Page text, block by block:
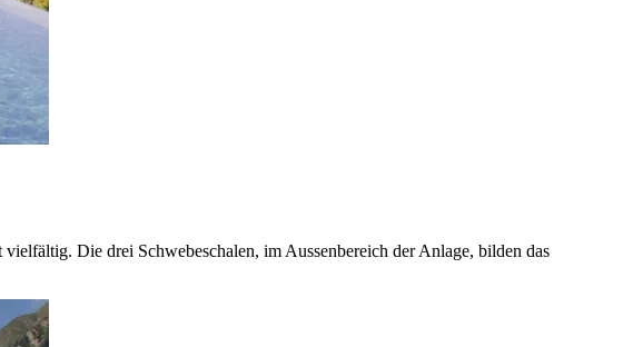
Die drei Schwebeschalen, im Aussenbereich der Anlage, bilden das